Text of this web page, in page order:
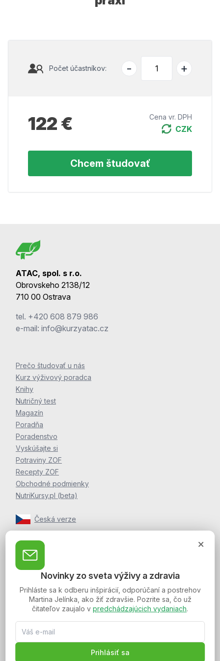
Počet účastníkov: - +
122 € Cena vr. DPH
CZK
Chcem študovať
Novinky zo sveta výživy a zdravia
Prihláste sa k odberu inšpirácií, odporúčaní a postrehov
Martina Jelínka, ako žiť zdravšie. Pozrite sa, čo už
čitateľov zaujalo v predchádzajúcich vydaniach.
Prihlásiť sa
ATAC, spol. s r.o.
Obrovskeho 2138/12
710 00 Ostrava
tel. +420 608 879 986
e-mail: info@kurzyatac.cz
Prečo študovať u nás
Kurz výživový poradca
Knihy
Nutričný test
Magazín
Poradňa
Poradenstvo
Vyskúšajte si
Potraviny ZOF
Recepty ZOF
Obchodné podmienky
NutriKursy.pl (beta)
Česká verze
Zpravodaj Martina Jelínka
Zaregistrujte sa k odberu noviniek a postrehov o zdraví
Spojte sa s nami: